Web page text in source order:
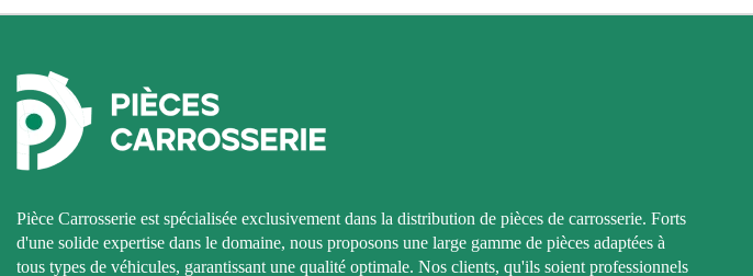
Pièce Carrosserie est spécialisée exclusivement dans la distribution de pièces de carrosserie. Forts
d'une solide expertise dans le domaine, nous proposons une large gamme de pièces adaptées à
tous types de véhicules, garantissant une qualité optimale. Nos clients, qu'ils soient professionnels